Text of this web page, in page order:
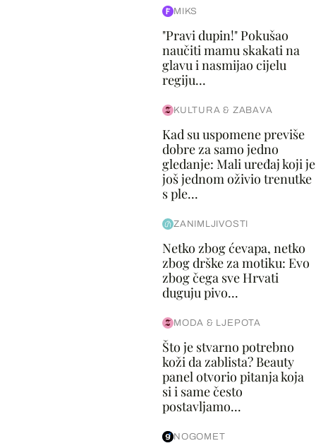
MIKS
"Pravi dupin!" Pokušao
naučiti mamu skakati na
glavu i nasmijao cijelu
regiju...
KULTURA & ZABAVA
Kad su uspomene previše
dobre za samo jedno
gledanje: Mali uređaj koji je
još jednom oživio trenutke
s ple...
ZANIMLJIVOSTI
Netko zbog ćevapa, netko
zbog drške za motiku: Evo
zbog čega sve Hrvati
duguju pivo...
MODA & LJEPOTA
Što je stvarno potrebno
koži da zablista? Beauty
panel otvorio pitanja koja
si i same često
postavljamo...
NOGOMET